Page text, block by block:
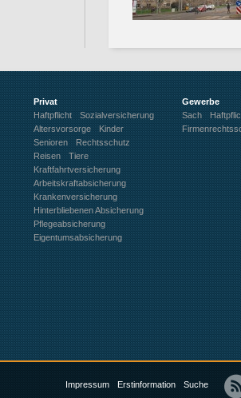
Privat
Haftpflicht
Sozialversicherung
Altersvorsorge
Kinder
Senioren
Rechtsschutz
Reisen
Tiere
Kraftfahrtversicherung
Arbeitskraftabsicherung
Krankenversicherung
Hinterbliebenen Absicherung
Pflegeabsicherung
Eigentumsabsicherung
Gewerbe
Sach
Impressum Erstinformation Suche